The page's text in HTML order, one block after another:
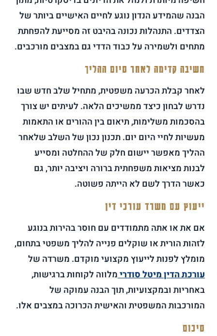
הבנה שהמידע הנדון נוגע לחיים האישיים ביותר של
הצדדים. התנהלות נכונה בהיבט זה מסייעת להפחתת
מתחים ולשמירה על כבוד הדדי גם במצבים מורכבים.
חשיבה קדימה לאחר סיום ההליך
לאחר קבלת הכרעה משפטית, מתחיל שלב חדש שבו
נדרש לבחון כיצד ממשיכים הלאה. לעיתים יש צורך
בהסכמות משלימות, תיאום בין ההורים או התאמות
מעשיות לחיי היום יום. תכנון נכון של השלב שלאחר
ההליך מאפשר יישום חלק של ההחלטה ומסייע
לבנות מציאות משפחתית ברורה ויציבה יותר, גם
כאשר הדרך לשם לא הייתה פשוטה.
ייעוץ עם משרד עורכי דין
אם את או אתה מתמודדים עם חוסר בהירות בנוגע
לזהות הורית או שוקלים פנייה להליך משפטי בתחום,
מומלץ לפנות לייעוץ מקצועי מוקדם. משרדה של
עורכת הדין מיטל סודרימלווה לקוחות ברגישות,
באחריות ובמקצועיות, תוך הבנה עמוקה של
המורכבות המשפטית והאישית הכרוכה במצבים אלו.
סיכום